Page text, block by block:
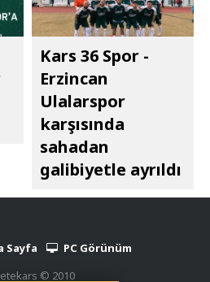
Kars 36 Spor -
Erzincan
Ulalarspor
karşısında
sahadan
galibiyetle ayrıldı
Sayfa
PC Görünüm
© 2010